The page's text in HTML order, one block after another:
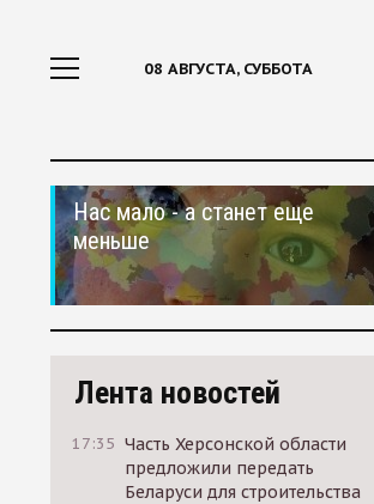
08 АВГУСТА, СУББОТА
Нас мало - а станет еще
меньше
Лента новостей
17:35 Часть Херсонской области
предложили передать
Беларуси для строительства